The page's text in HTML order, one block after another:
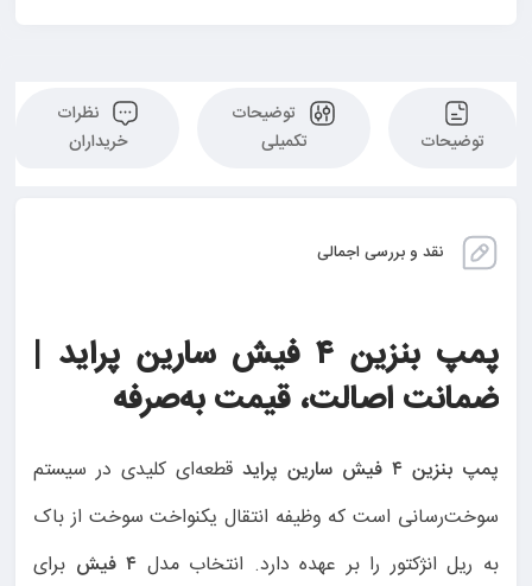
توضیحات
توضیحات
تکمیلی
نظرات
خریداران
نقد و بررسی اجمالی
پمپ بنزین ۴ فیش سارین پراید |
ضمانت اصالت، قیمت به‌صرفه
پمپ بنزین ۴ فیش سارین پراید
قطعه‌ای کلیدی در سیستم
سوخت‌رسانی است که وظیفه انتقال یکنواخت سوخت از باک
به ریل انژکتور را بر عهده دارد. انتخاب مدل ۴ فیش
برای